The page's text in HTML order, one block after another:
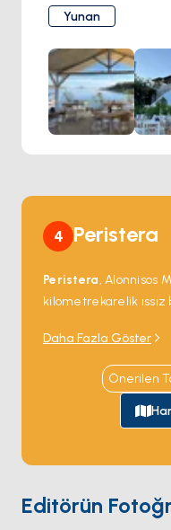
manzarası, burada
için idealdir. Izgara
kadeh şarabınızı
araya getirir.
Yunan
4 Peristera
Peristera, Alonnisos
kilometrekarelik
iç sırtlarda taş çamı
sessiz kumlu koyları
korunaklı
açıklarındaki sular
arkeolojik
orijinal konumda
resmi su altı
Daha Fazla Göster
Önerilen
Editörün